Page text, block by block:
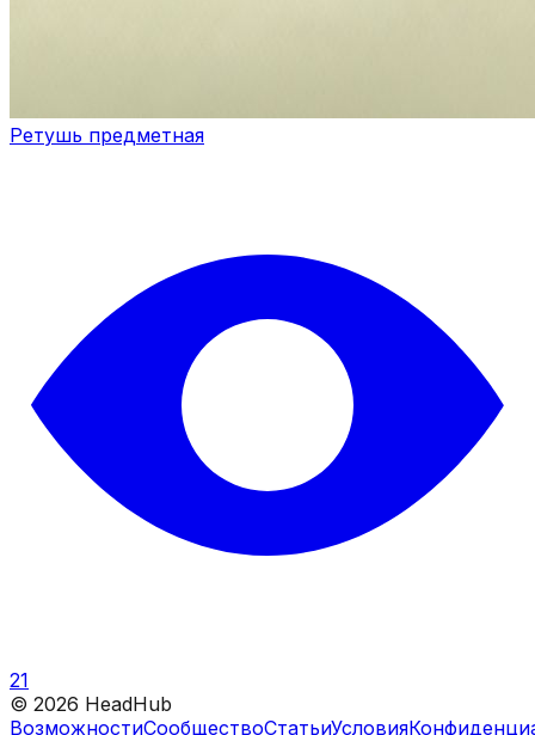
Ретушь предметная
21
© 2026 HeadHub
ВозможностиСообществоСтатьиУсловия